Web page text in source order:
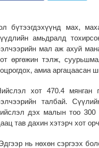
бүтээгдэхүүнд мах,
амьдралд
мал аж ахуй
өргөжин тэлж,
амиа аргацаасан
хот 470.4 мянган
талбай.
дэх малын тоо 300
тав дахин хэтэрч хот
нь нөхөн сэргээх